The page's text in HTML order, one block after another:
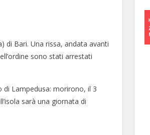
di Bari. Una rissa, andata avanti
sono stati arrestati
di Lampedusa: morirono, il 3
sarà una giornata di